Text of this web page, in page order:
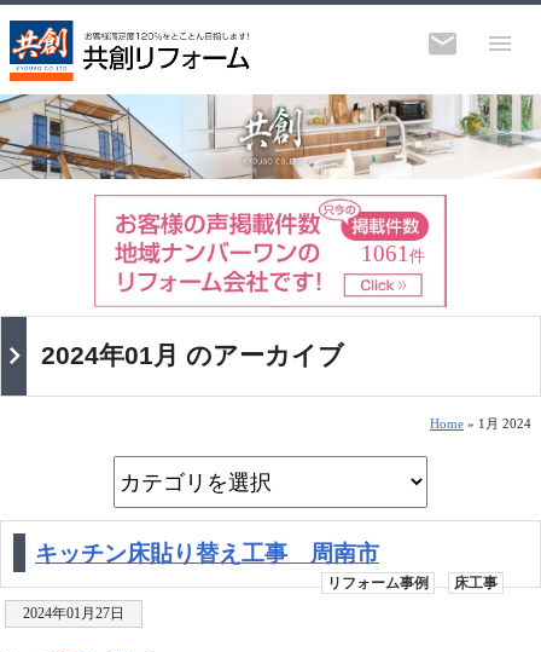
1061 件
2024年01月 のアーカイブ
Home » 1月 2024
キッチン床貼り替え工事 周南市
リフォーム事例 床工事
2024年01月27日